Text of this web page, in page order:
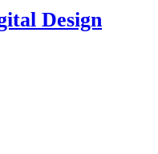
Design